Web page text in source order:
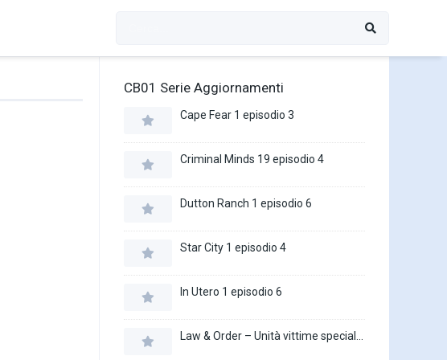
CB01 Serie Aggiornamenti
Cape Fear 1 episodio 3
Criminal Minds 19 episodio 4
Dutton Ranch 1 episodio 6
Star City 1 episodio 4
In Utero 1 episodio 6